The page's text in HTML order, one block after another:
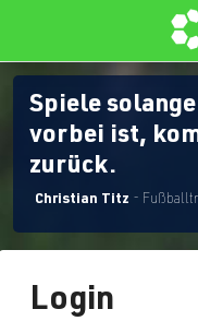
Spiele
vorbei ist,
zurück.
Christian Titz -
Login